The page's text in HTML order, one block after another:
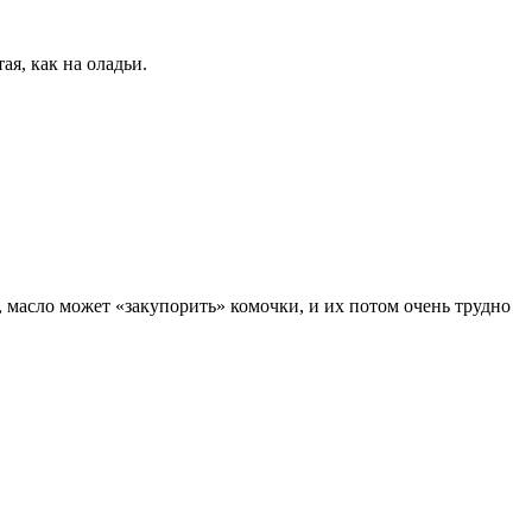
как на оладьи.
может «закупорить» комочки, и их потом очень трудно